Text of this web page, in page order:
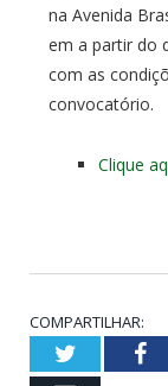
na Avenida
em a partir do
com as
convocatório.
Clique
COMPARTILHAR:
Twitter